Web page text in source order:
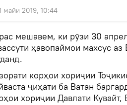
майи 2019, 10:44
мешавем, ки рӯзи 30
ҳавопаймои махсус
корҳои хориҷии
ҷиҳати ба Ватан
хориҷии Давлати